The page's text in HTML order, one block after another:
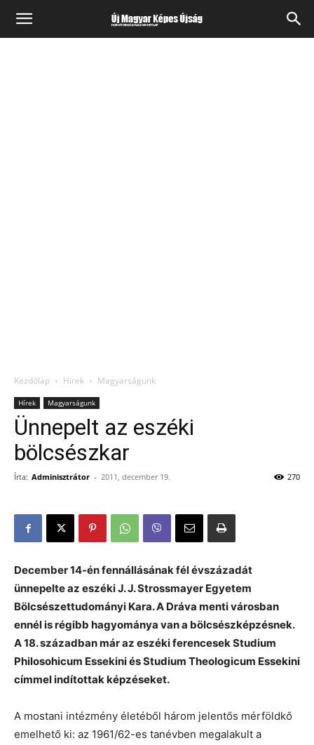
Kezdőlap Hírek Magyarságunk
Hírek Magyarságunk
Ünnepelt az eszéki
bölcsészkar
Írta: Adminisztrátor - 2011, december 19. 270
December 14-én fennállásának fél évszázadát
ünnepelte az eszéki J. J. Strossmayer Egyetem
Bölcsészettudományi Kara. A Dráva menti városban
ennél is régibb hagyománya van a bölcsészképzésnek.
A 18. században már az eszéki ferencesek Studium
Philosohicum Essekini és Studium Theologicum Essekini
címmel indítottak képzéseket.
A mostani intézmény életéből három jelentős mérföldkő
emelhető ki: az 1961/62-es tanévben megalakult a